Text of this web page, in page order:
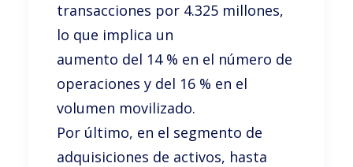
transacciones por 4.325 millones,
lo que implica un
aumento del 14 % en el número de
operaciones y del 16 % en el
volumen movilizado.
Por último, en el segmento de
adquisiciones de activos, hasta